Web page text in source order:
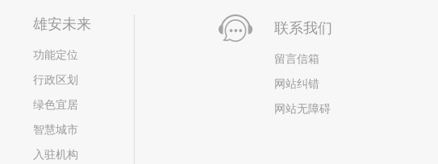
雄安未来
功能定位
行政区划
绿色宜居
智慧城市
入驻机构
联系我们
留言信箱
网站纠错
网站无障碍